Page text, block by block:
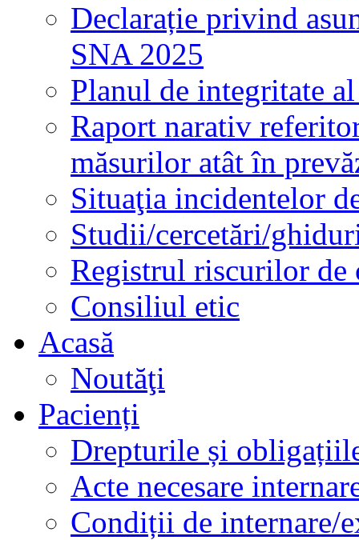
Declarație privind
SNA 2025
Planul de integritate
Raport narativ
măsurilor atât în
Situaţia incidentelor
Studii/cercetări/
Registrul riscurilor de
Consiliul etic
Acasă
Noutăţi
Pacienți
Drepturile și
Acte necesare
Condiții de internare/